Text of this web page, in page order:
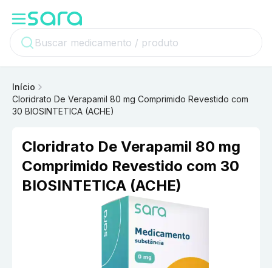
Início
Cloridrato De Verapamil 80 mg Comprimido Revestido com
30 BIOSINTETICA (ACHE)
Cloridrato De Verapamil 80 mg
Comprimido Revestido com 30
BIOSINTETICA (ACHE)